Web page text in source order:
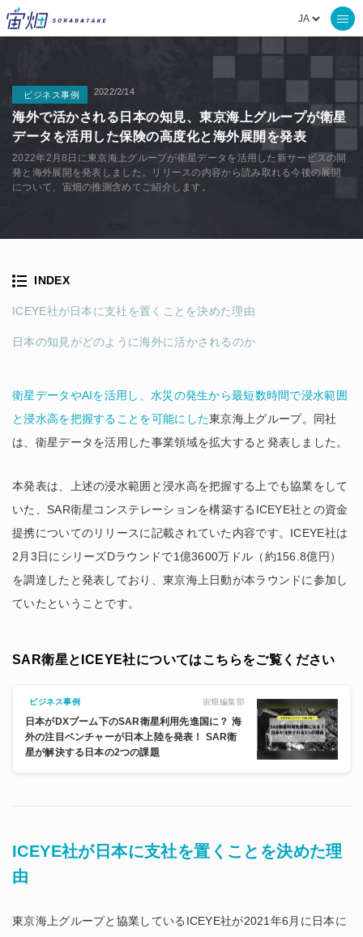
ビジネス事例 2022/2/14
海外で活かされる日本の知見、東京海上グループが衛星
データを活用した保険の高度化と海外展開を発表
2022年2月8日に東京海上グループが衛星データを活用した新サービスの開
発と海外展開を発表しました。リリースの内容から読み取れる今後の展開
について、宙畑の推測含めてご紹介します。
衛星データやAIを活用し、水災の発生から最短数時間で浸水範囲
と浸水高を把握することを可能にした東京海上グループ。同社
は、衛星データを活用した事業領域を拡大すると発表しました。
本発表は、上述の浸水範囲と浸水高を把握する上でも協業をして
いた、SAR衛星コンステレーションを構築するICEYE社との資金
提携についてのリリースに記載されていた内容です。ICEYE社は
2月3日にシリーズDラウンドで1億3600万ドル（約156.8億円）
を調達したと発表しており、東京海上日動が本ラウンドに参加し
ていたということです。
SAR衛星とICEYE社についてはこちらをご覧ください
ビジネス事例 宙畑編集部
日本がDXブーム下のSAR衛星利用先進国に？ 海
外の注目ベンチャーが日本上陸を発表！ SAR衛
星が解決する日本の2つの課題
ICEYE社が日本に支社を置くことを決めた理
由
東京海上グループと協業しているICEYE社が2021年6月に日本に
INDEX
ICEYE社が日本に支社を置くことを決めた理由
日本の知見がどのように海外に活かされるのか